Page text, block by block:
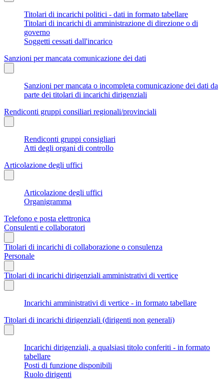
Titolari di incarichi politici - dati in formato tabellare
Titolari di incarichi di amministrazione di direzione o di
governo
Soggetti cessati dall'incarico
Sanzioni per mancata comunicazione dei dati
Sanzioni per mancata o incompleta comunicazione dei dati da
parte dei titolari di incarichi dirigenziali
Rendiconti gruppi consiliari regionali/provinciali
Rendiconti gruppi consigliari
Atti degli organi di controllo
Articolazione degli uffici
Articolazione degli uffici
Organigramma
Telefono e posta elettronica
Consulenti e collaboratori
Titolari di incarichi di collaborazione o consulenza
Personale
Titolari di incarichi dirigenziali amministrativi di vertice
Incarichi amministrativi di vertice - in formato tabellare
Titolari di incarichi dirigenziali (dirigenti non generali)
Incarichi dirigenziali, a qualsiasi titolo conferiti - in formato
tabellare
Posti di funzione disponibili
Ruolo dirigenti